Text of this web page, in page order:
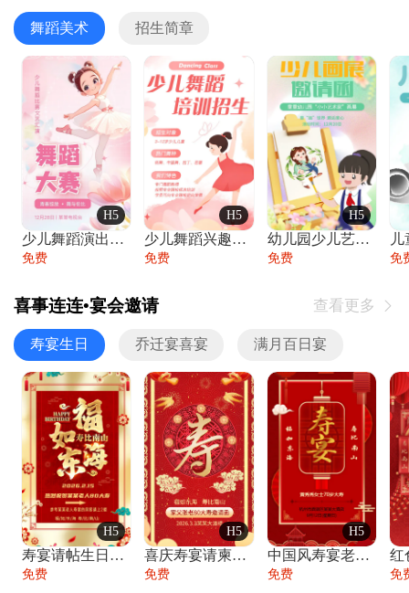
舞蹈美术 招生简章
H5
少儿舞蹈演出舞蹈比赛跳舞大赛文艺汇演活动
免费
H5
少儿舞蹈兴趣班艺术培训学校招生宣传
免费
H5
幼儿园少儿艺术展览绘画展摄影作品展美术展
免费 免
喜事连连•宴会邀请 查看更多 
寿宴生日 乔迁宴喜宴 满月百日宴
H5
寿宴请帖生日宴邀请函老人寿星生日快乐祝寿
免费
H5
喜庆寿宴请柬老人生日宴会邀请函请柬过大寿
免费
H5
中国风寿宴老人生日宴会邀请函寿宴请帖请柬
免费 免